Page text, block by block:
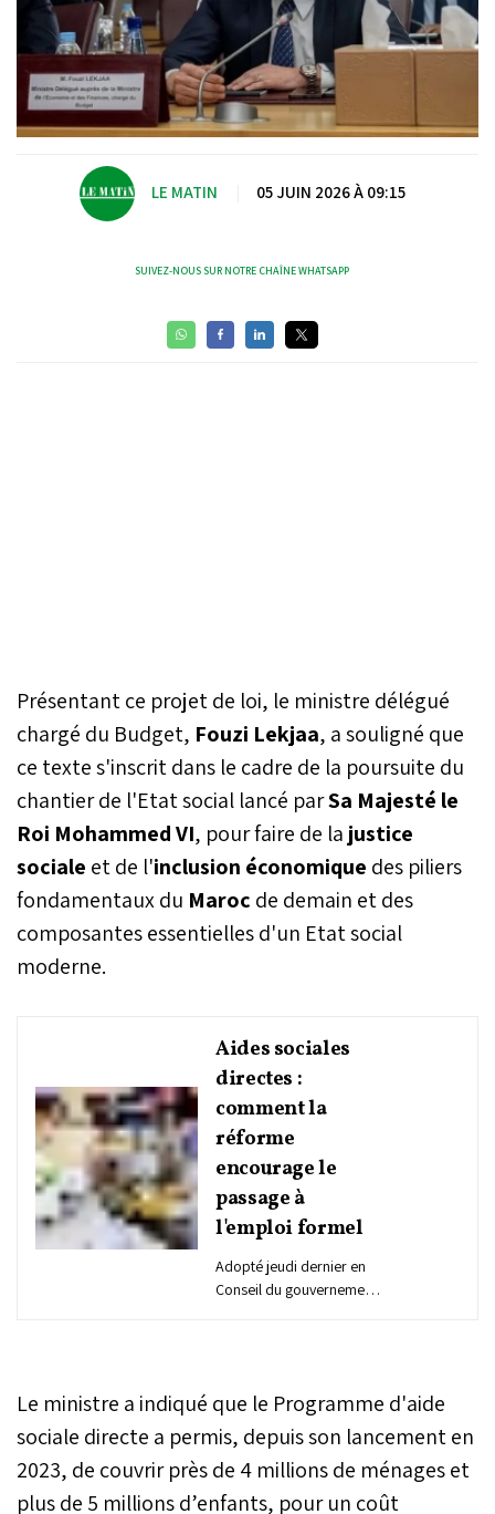
LE MATIN 05 JUIN 2026 À 09:15
SUIVEZ-NOUS SUR NOTRE CHAÎNE WHATSAPP
Présentant ce projet de loi, le ministre délégué
chargé du Budget, Fouzi Lekjaa, a souligné que
ce texte s'inscrit dans le cadre de la poursuite du
chantier de l'Etat social lancé parSa Majesté le
Roi Mohammed VI, pour faire de la justice
sociale et de l'inclusion économique des piliers
fondamentaux du Maroc de demain et des
composantes essentielles d'un Etat social
moderne.
Aides sociales
directes :
comment la
réforme
encourage le
passage à
l'emploi formel
Adopté jeudi dernier en
Conseil du gouvernement,
directes. Présenté par le
ministre délégué chargé
du Budget, le texte entend
corriger un effet pervers
révélé depuis l'entrée en
Le ministre a indiqué que le Programme d'aide
sociale directe a permis, depuis son lancement en
2023, de couvrir près de 4 millions de ménages et
plus de 5 millions d’enfants, pour un coût